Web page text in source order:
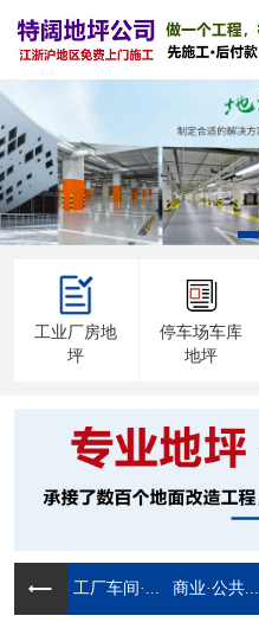
工业厂房地
坪
停车场车库
地坪
工厂车间·... 商业·公共...